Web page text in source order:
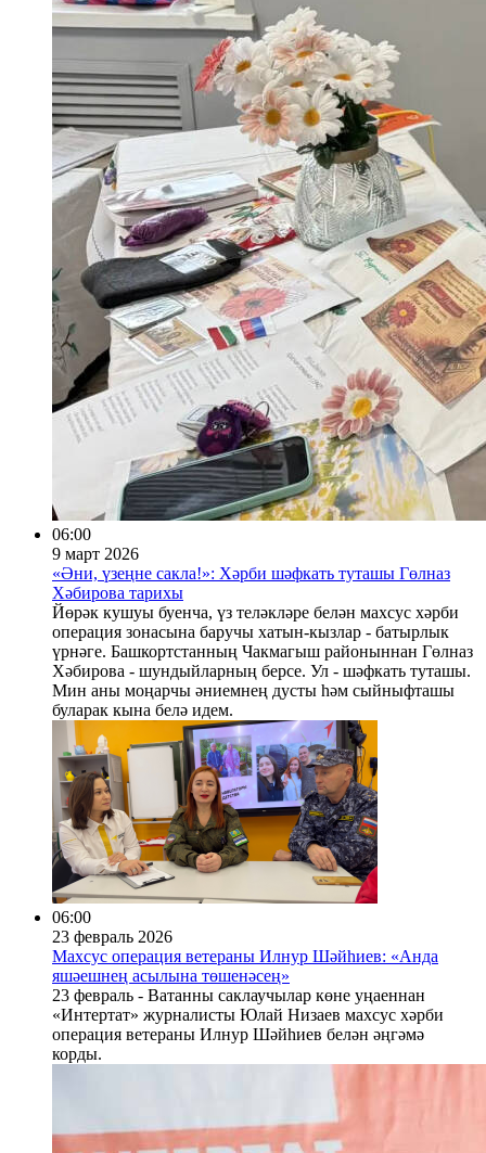
06:00
9 март 2026
«Әни, үзеңне сакла!»: Хәрби шәфкать туташы Гөлназ
Хәбирова тарихы
Йөрәк кушуы буенча, үз теләкләре белән махсус хәрби
операция зонасына баручы хатын-кызлар - батырлык
үрнәге. Башкортстанның Чакмагыш районыннан Гөлназ
Хәбирова - шундыйларның берсе. Ул - шәфкать туташы.
Мин аны моңарчы әниемнең дусты һәм сыйныфташы
буларак кына белә идем.
06:00
23 февраль 2026
Махсус операция ветераны Илнур Шәйһиев: «Анда
яшәешнең асылына төшенәсең»
23 февраль - Ватанны саклаучылар көне уңаеннан
«Интертат» журналисты Юлай Низаев махсус хәрби
операция ветераны Илнур Шәйһиев белән әңгәмә
корды.